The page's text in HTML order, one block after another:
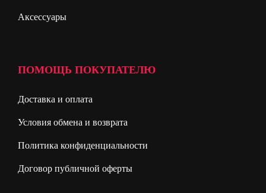
Аксессуары
ПОМОЩЬ ПОКУПАТЕЛЮ
Доставка и оплата
Условия обмена и возврата
Политика конфиденциальности
Договор публичной оферты